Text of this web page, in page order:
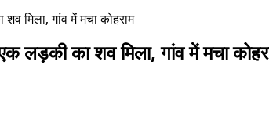
मिला, गांव में मचा कोहराम
का शव मिला, गांव में मचा